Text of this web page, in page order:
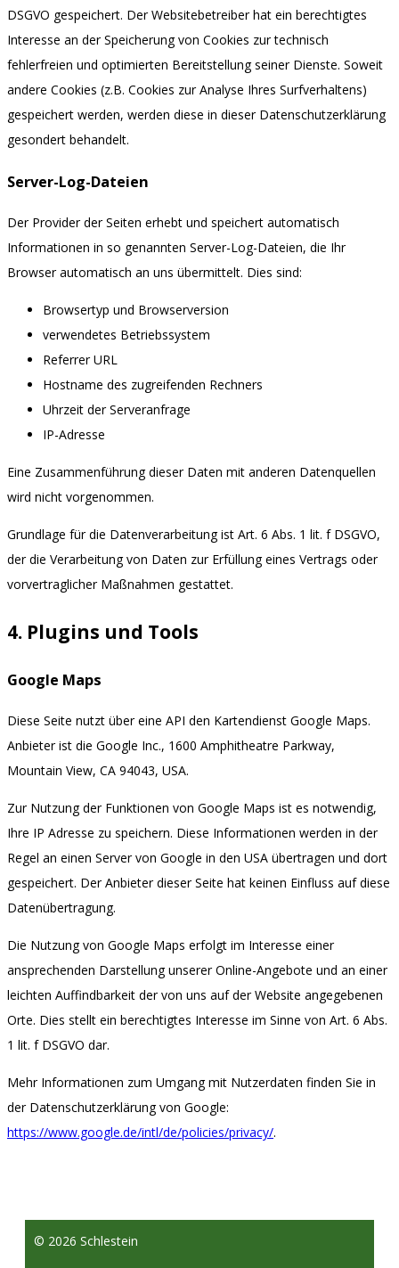
DSGVO gespeichert. Der Websitebetreiber hat ein berechtigtes
Interesse an der Speicherung von Cookies zur technisch
fehlerfreien und optimierten Bereitstellung seiner Dienste. Soweit
andere Cookies (z.B. Cookies zur Analyse Ihres Surfverhaltens)
gespeichert werden, werden diese in dieser Datenschutzerklärung
gesondert behandelt.
Server-Log-Dateien
Der Provider der Seiten erhebt und speichert automatisch
Informationen in so genannten Server-Log-Dateien, die Ihr
Browser automatisch an uns übermittelt. Dies sind:
Browsertyp und Browserversion
verwendetes Betriebssystem
Referrer URL
Hostname des zugreifenden Rechners
Uhrzeit der Serveranfrage
IP-Adresse
Eine Zusammenführung dieser Daten mit anderen Datenquellen
wird nicht vorgenommen.
Grundlage für die Datenverarbeitung ist Art. 6 Abs. 1 lit. f DSGVO,
der die Verarbeitung von Daten zur Erfüllung eines Vertrags oder
vorvertraglicher Maßnahmen gestattet.
4. Plugins und Tools
Google Maps
Diese Seite nutzt über eine API den Kartendienst Google Maps.
Anbieter ist die Google Inc., 1600 Amphitheatre Parkway,
Mountain View, CA 94043, USA.
Zur Nutzung der Funktionen von Google Maps ist es notwendig,
Ihre IP Adresse zu speichern. Diese Informationen werden in der
Regel an einen Server von Google in den USA übertragen und dort
gespeichert. Der Anbieter dieser Seite hat keinen Einfluss auf diese
Datenübertragung.
Die Nutzung von Google Maps erfolgt im Interesse einer
ansprechenden Darstellung unserer Online-Angebote und an einer
leichten Auffindbarkeit der von uns auf der Website angegebenen
Orte. Dies stellt ein berechtigtes Interesse im Sinne von Art. 6 Abs.
1 lit. f DSGVO dar.
Mehr Informationen zum Umgang mit Nutzerdaten finden Sie in
der Datenschutzerklärung von Google:
https://www.google.de/intl/de/policies/privacy/.
© 2026 Schlestein